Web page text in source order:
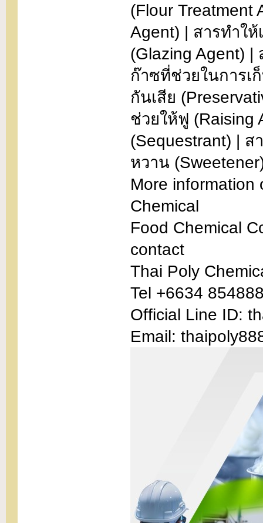
(Flour Treatment
Agent) | สารทำให้
(Glazing Agent)
ก๊าซที่ช่วยในการเ
กันเสีย
ช่วยให้ฟู (Raising
(Sequestrant) | ส
หวาน
More information
Chemical
Food Chemical
contact
Thai Poly
Tel +6634
Official Line ID:
Email: